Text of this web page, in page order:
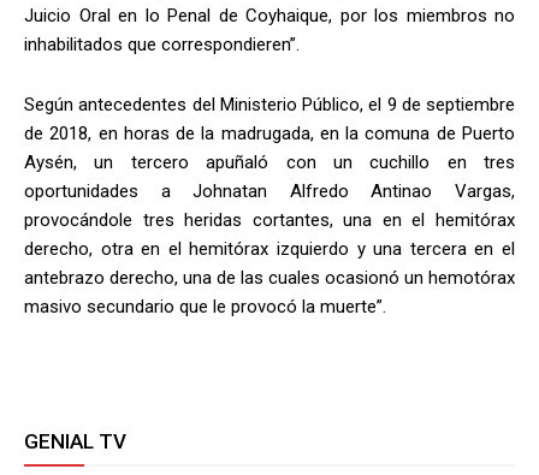
Juicio Oral en lo Penal de Coyhaique, por los miembros no
inhabilitados que correspondieren”.
Según antecedentes del Ministerio Público, el 9 de septiembre
de 2018, en horas de la madrugada, en la comuna de Puerto
Aysén, un tercero apuñaló con un cuchillo en tres
oportunidades a Johnatan Alfredo Antinao Vargas,
provocándole tres heridas cortantes, una en el hemitórax
derecho, otra en el hemitórax izquierdo y una tercera en el
antebrazo derecho, una de las cuales ocasionó un hemotórax
masivo secundario que le provocó la muerte”.
GENIAL TV